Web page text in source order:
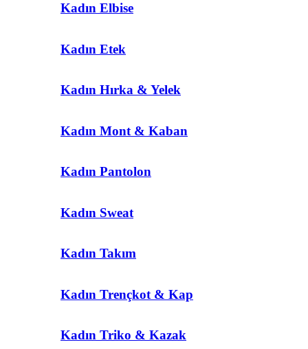
Kadın Elbise
Kadın Etek
Kadın Hırka & Yelek
Kadın Mont & Kaban
Kadın Pantolon
Kadın Sweat
Kadın Takım
Kadın Trençkot & Kap
Kadın Triko & Kazak